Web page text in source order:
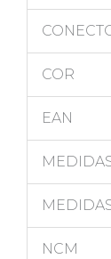
COR
EAN
NCM